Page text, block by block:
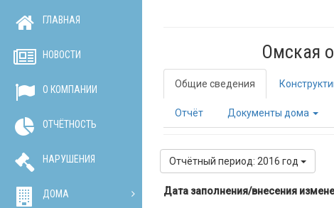
ГЛАВНАЯ
НОВОСТИ
О КОМПАНИИ
ОТЧЁТНОСТЬ
НАРУШЕНИЯ
ДОМА
Омская
Общие сведения
Отчёт Документы дома
Отчётный период: 2016 год
Дата заполнения/внесения